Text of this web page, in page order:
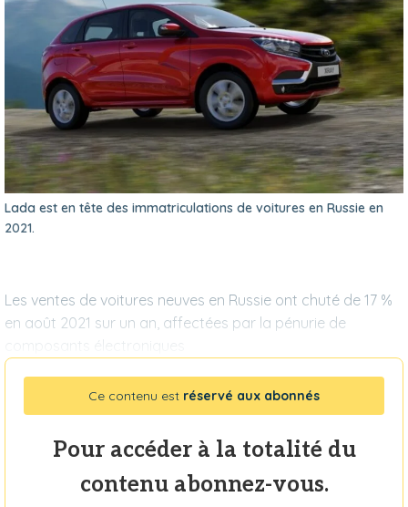
Lada est en tête des immatriculations de voitures en Russie en
2021.
Les ventes de voitures neuves en Russie ont chuté de 17 %
en août 2021 sur un an, affectées par la pénurie de
Ce contenu est réservé aux abonnés
Pour accéder à la totalité du
contenu abonnez-vous.